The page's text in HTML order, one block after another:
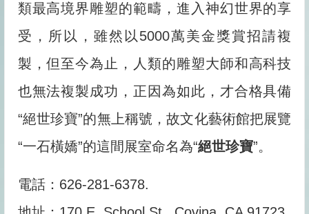
類最高境界雕塑的範疇，進入神幻世界的享
受，所以，雖然以5000萬美金獎賞招請複
製，但至今為止，人類的雕塑大師和高科技
也無法複製成功，正因為如此，才合格具備
“絕世珍寶”的無上稱號，故文化藝術館把展覽
“一石橫嬌”的這間展室命名為“絕世珍寶”。
電話：626-281-6378.